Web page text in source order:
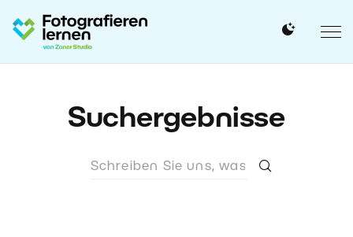
Suchergebnisse